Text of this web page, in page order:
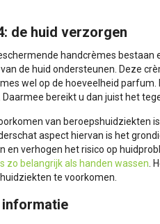
de huid verzorgen
handcrèmes bestaan
de huid ondersteunen. Deze
wel op de hoeveelheid
Daarmee bereikt u dan juist het
van beroepshuidziekten
aspect hiervan is het
en verhogen het risico op
zo belangrijk als handen wassen .
te voorkomen.
informatie